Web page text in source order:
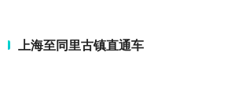
上海至同里古镇直通车